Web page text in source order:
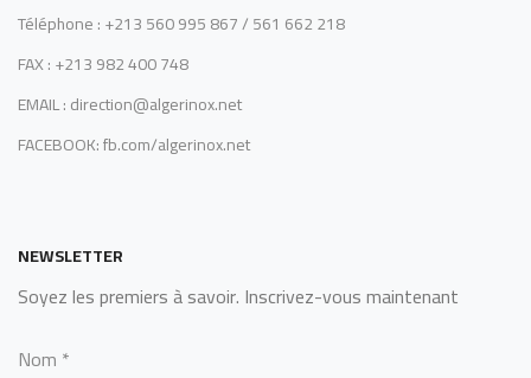
Téléphone : +213 560 995 867 / 561 662 218
FAX : +213 982 400 748
EMAIL : direction@algerinox.net
FACEBOOK: fb.com/algerinox.net
NEWSLETTER
Soyez les premiers à savoir. Inscrivez-vous maintenant
Nom *